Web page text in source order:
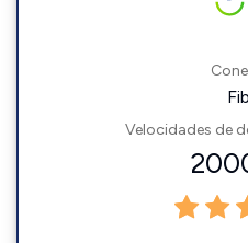
Velocidades de